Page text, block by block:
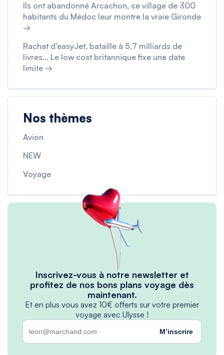
Ils ont abandonné Arcachon, ce village de 300
habitants du Médoc leur montre la vraie Gironde
→
Rachat d’easyJet, bataille à 5,7 milliards de
livres… Le low cost britannique fixe une date
limite →
Nos thèmes
Avion
NEW
Voyage
Inscrivez-vous à notre newsletter et
profitez de nos bons plans voyage dès
maintenant.
Et en plus vous avez 10€ offerts sur votre premier
voyage avec Ulysse !
M’inscrire